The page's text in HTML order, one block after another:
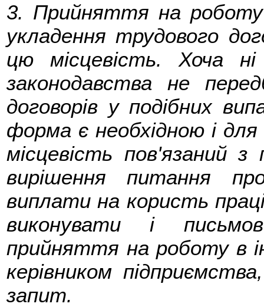
3. Прийняття на роботу
укладення трудового
цю місцевість. Хоча
законодавства не
договорів у подібних
форма є необхідною і
місцевість пов'язаний
вирішення питання
виплати на користь
виконувати і
прийняття на роботу в
керівником
запит.